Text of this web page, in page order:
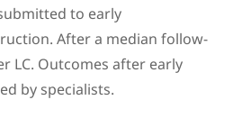
to early
After a median follow-
LC. Outcomes after early
by specialists.